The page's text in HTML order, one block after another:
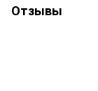
Отзывы